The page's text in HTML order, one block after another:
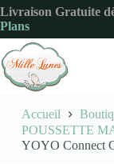
Passer
au
contenu
Livraison Gratuite
Plans
Accueil
POUSSETTE
YOYO Connect